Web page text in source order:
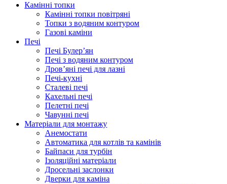
Камінні топки
Камінні топки повітряні
Топки з водяним контуром
Газові каміни
Печі
Печі Булер’ян
Печі з водяним контуром
Дров’яні печі для лазні
Печі-кухні
Сталеві печі
Кахельні печі
Пелетні печі
Чавунні печі
Матеріали для монтажу
Анемостати
Автоматика для котлів та камінів
Байпаси для турбін
Ізоляційні матеріали
Дросельні заслонки
Дверки для каміна